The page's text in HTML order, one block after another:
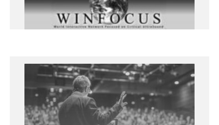
Parc Científic i Tecnològic Agroalimentari de Lleida.
Parc de Gardeny, Edificio CeDiCo
Ecografía Pulmonar Point-of-care
(Actualizado para COVID-19)
PROVIDER – 18 y 19 de septiembre
2020
Parc Científic i Tecnològic Agroalimentari de Lleida.
Parc de Gardeny, Edificio CeDiCo